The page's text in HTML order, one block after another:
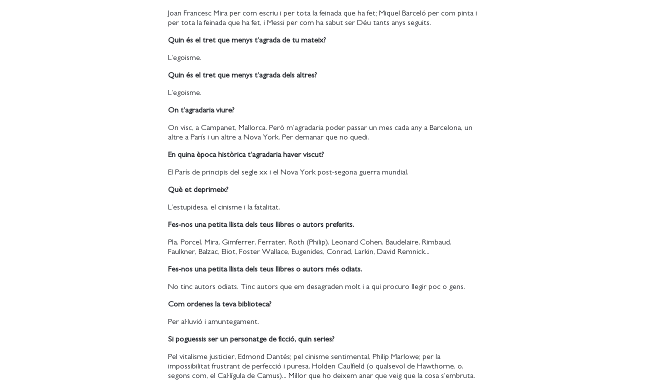
Joan Francesc Mira per com escriu i per tota la feinada que ha fet; Miquel Barceló per com pinta i
per tota la feinada que ha fet, i Messi per com ha sabut ser Déu tants anys seguits.
Quin és el tret que menys t’agrada de tu mateix?
L’egoisme.
Quin és el tret que menys t’agrada dels altres?
L’egoisme.
On t’agradaria viure?
On visc, a Campanet, Mallorca. Però m’agradaria poder passar un mes cada any a Barcelona, un
altre a París i un altre a Nova York. Per demanar que no quedi.
En quina època històrica t’agradaria haver viscut?
El París de principis del segle xx i el Nova York post-segona guerra mundial.
Què et deprimeix?
L’estupidesa, el cinisme i la fatalitat.
Fes-nos una petita llista dels teus llibres o autors preferits.
Pla, Porcel, Mira, Gimferrer, Ferrater, Roth (Philip), Leonard Cohen, Baudelaire, Rimbaud,
Faulkner, Balzac, Eliot, Foster Wallace, Eugenides, Conrad, Larkin, David Remnick...
Fes-nos una petita llista dels teus llibres o autors més odiats.
No tinc autors odiats. Tinc autors que em desagraden molt i a qui procuro llegir poc o gens.
Com ordenes la teva biblioteca?
Per al·luvió i amuntegament.
Si poguessis ser un personatge de ficció, quin series?
Pel vitalisme justicier, Edmond Dantés; pel cinisme sentimental, Philip Marlowe; per la
impossibilitat frustrant de perfecció i puresa, Holden Caulfield (o qualsevol de Hawthorne, o,
segons com, el Cal·lígula de Camus)... Millor que ho deixem anar que veig que la cosa s’embruta.